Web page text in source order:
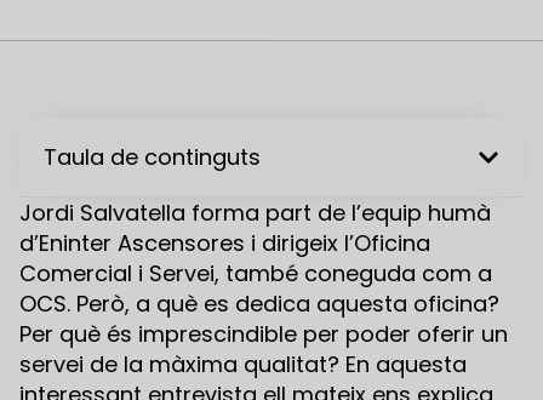
Taula de continguts
Jordi Salvatella forma part de l’equip humà
d’Eninter Ascensores i dirigeix l’Oficina
Comercial i Servei, també coneguda com a
OCS. Però, a què es dedica aquesta oficina?
Per què és imprescindible per poder oferir un
servei de la màxima qualitat? En aquesta